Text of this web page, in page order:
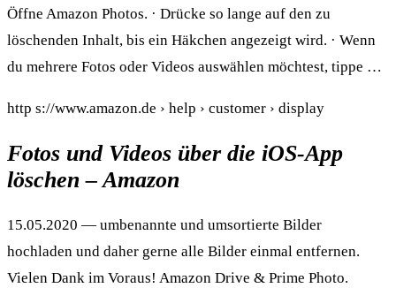
Öffne Amazon Photos. · Drücke so lange auf den zu
löschenden Inhalt, bis ein Häkchen angezeigt wird. · Wenn
du mehrere Fotos oder Videos auswählen möchtest, tippe …
http s://www.amazon.de › help › customer › display
Fotos und Videos über die iOS-App
löschen – Amazon
15.05.2020 — umbenannte und umsortierte Bilder
hochladen und daher gerne alle Bilder einmal entfernen.
Vielen Dank im Voraus! Amazon Drive & Prime Photo.